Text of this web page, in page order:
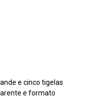
e cinco tigelas
e formato